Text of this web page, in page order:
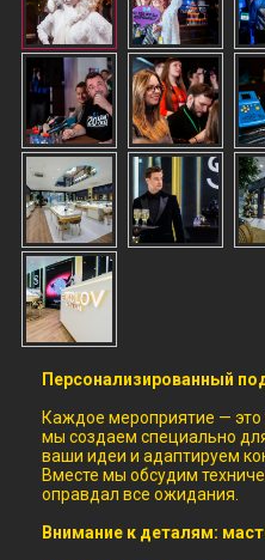
Персонализированный
Каждое мероприятие — это
мы создаем специально
ваши идеи и адаптируем
Вместе мы обсудим
оправдал все ожидания.
Внимание к деталям: